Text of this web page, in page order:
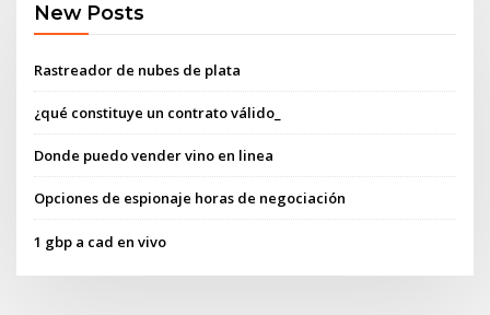
New Posts
Rastreador de nubes de plata
¿qué constituye un contrato válido_
Donde puedo vender vino en linea
Opciones de espionaje horas de negociación
1 gbp a cad en vivo